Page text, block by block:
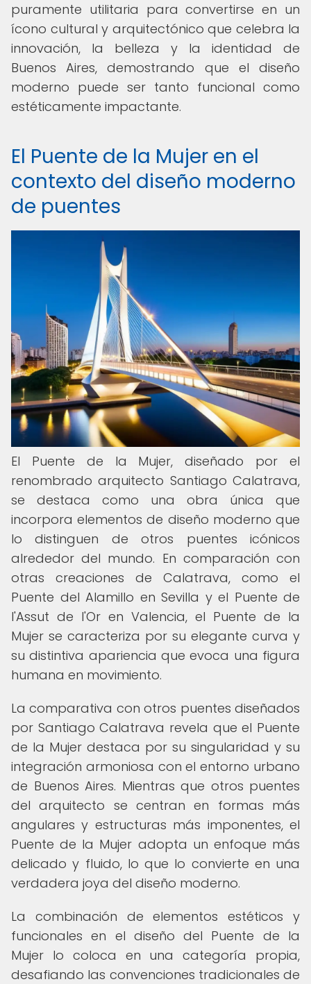
puramente utilitaria para convertirse en un
ícono cultural y arquitectónico que celebra la
innovación, la belleza y la identidad de
Buenos Aires, demostrando que el diseño
moderno puede ser tanto funcional como
estéticamente impactante.
El Puente de la Mujer en el
contexto del diseño moderno
de puentes
El Puente de la Mujer, diseñado por el
renombrado arquitecto Santiago Calatrava,
se destaca como una obra única que
incorpora elementos de diseño moderno que
lo distinguen de otros puentes icónicos
alrededor del mundo. En comparación con
otras creaciones de Calatrava, como el
Puente del Alamillo en Sevilla y el Puente de
l'Assut de l'Or en Valencia, el Puente de la
Mujer se caracteriza por su elegante curva y
su distintiva apariencia que evoca una figura
humana en movimiento.
La comparativa con otros puentes diseñados
por Santiago Calatrava revela que el Puente
de la Mujer destaca por su singularidad y su
integración armoniosa con el entorno urbano
de Buenos Aires. Mientras que otros puentes
del arquitecto se centran en formas más
angulares y estructuras más imponentes, el
Puente de la Mujer adopta un enfoque más
delicado y fluido, lo que lo convierte en una
verdadera joya del diseño moderno.
La combinación de elementos estéticos y
funcionales en el diseño del Puente de la
Mujer lo coloca en una categoría propia,
desafiando las convenciones tradicionales de